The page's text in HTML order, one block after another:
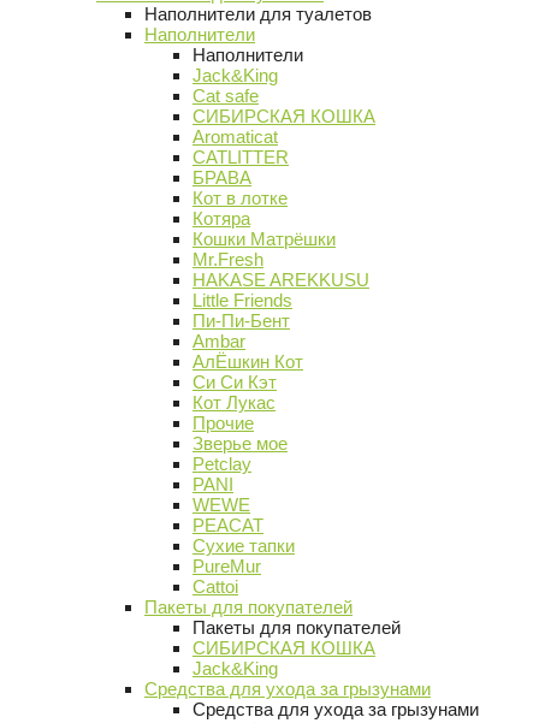
Наполнители для туалетов
Наполнители
Наполнители
Jack&King
Cat safe
СИБИРСКАЯ КОШКА
Aromaticat
CATLITTER
БРАВА
Кот в лотке
Котяра
Кошки Матрёшки
Mr.Fresh
HAKASE AREKKUSU
Little Friends
Пи-Пи-Бент
Ambar
АлЁшкин Кот
Си Си Кэт
Кот Лукас
Прочие
Зверье мое
Petclay
PANI
WEWE
PEACAT
Сухие тапки
PureMur
Cattoi
Пакеты для покупателей
Пакеты для покупателей
СИБИРСКАЯ КОШКА
Jack&King
Средства для ухода за грызунами
Средства для ухода за грызунами